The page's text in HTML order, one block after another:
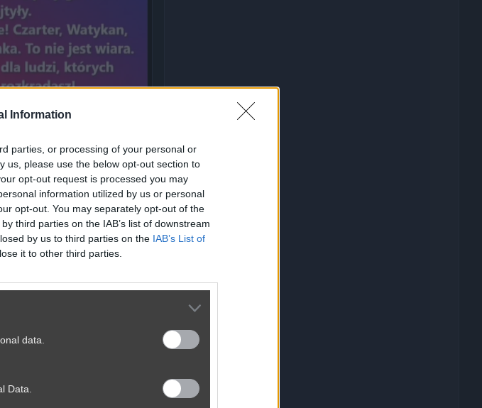
Information
parties, or processing of your personal or
us, please use the below opt-out section to
opt-out request is processed you may
information utilized by us or personal
opt-out. You may separately opt-out of the
third parties on the IAB’s list of downstream
by us to third parties on the IAB’s List of
it to other third parties.
data.
Data.
Inne